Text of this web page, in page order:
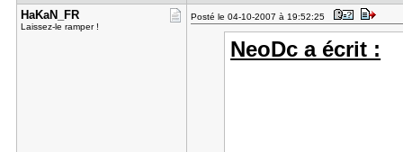
HaKaN_FR
Laissez-le ramper !
Posté le 04-10-2007 à 19:52:25
NeoDc a écrit :